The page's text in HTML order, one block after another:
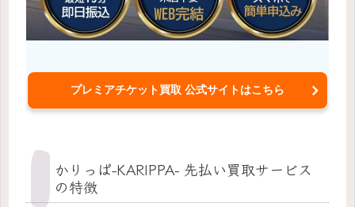
プレミアチケット買取 公式サイトはこちら
かりっぱ-KARIPPA- 先払い買取サービス
の特徴